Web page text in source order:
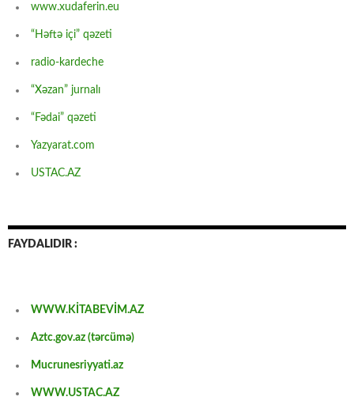
www.xudaferin.eu
“Həftə içi” qəzeti
radio-kardeche
“Xəzan” jurnalı
“Fədai” qəzeti
Yazyarat.com
USTAC.AZ
FAYDALIDIR :
WWW.KİTABEVİM.AZ
Aztc.gov.az (tərcümə)
Mucrunesriyyati.az
WWW.USTAC.AZ